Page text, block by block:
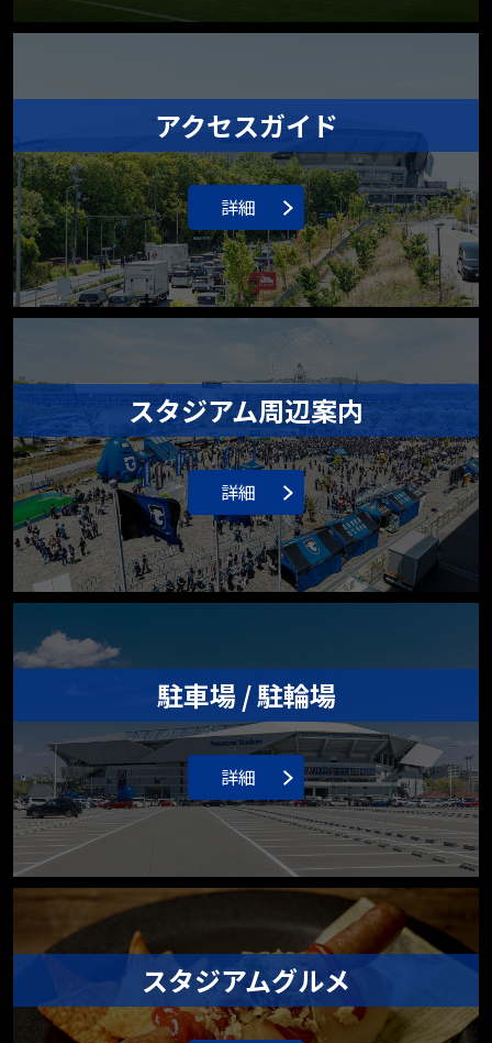
アクセスガイド
詳細
スタジアム周辺案内
詳細
駐車場 / 駐輪場
詳細
スタジアムグルメ